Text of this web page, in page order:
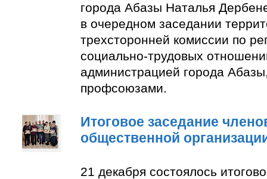
города Абазы Наталья
в очередном заседании
трехсторонней комиссии по
социально-трудовых
администрацией города
профсоюзами.
Итоговое заседание
общественной
21 декабря состоялось